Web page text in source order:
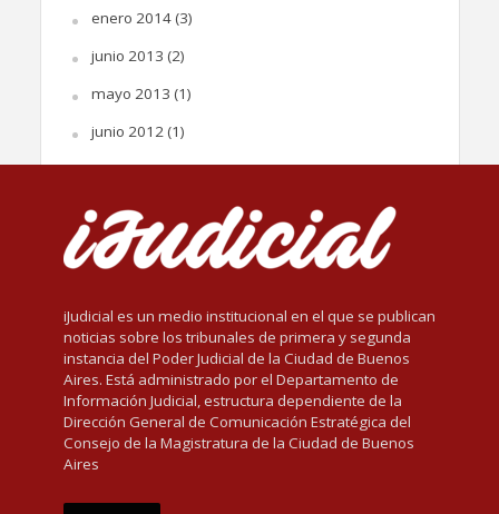
enero 2014(3)
junio 2013 (2)
mayo 2013 (1)
junio 2012(1)
iJudicial es un medio institucional en el que se publican
noticias sobre los tribunales de primera y segunda
instancia del Poder Judicial de la Ciudad de Buenos
Aires. Está administrado por el Departamento de
Información Judicial, estructura dependiente de la
Dirección General de Comunicación Estratégica del
Consejo de la Magistratura de la Ciudad de Buenos
Aires